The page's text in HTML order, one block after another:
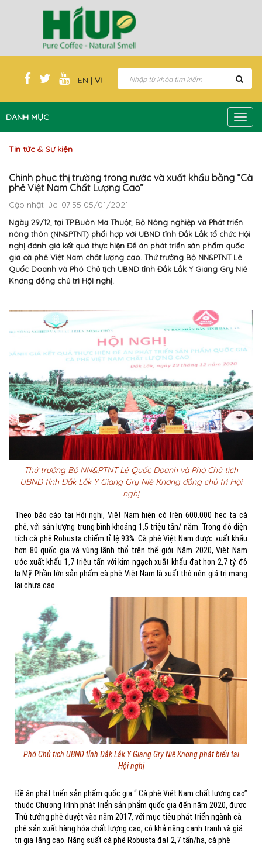
EN | VI
DANH MỤC
Tin tức & Sự kiện
Chinh phục thị trường trong nước và xuất khẩu bằng “Cà
phê Việt Nam Chất Lượng Cao”
Cập nhật lúc: 07:55 05/01/2021
Ngày 29/12, tại TP.Buôn Ma Thuột, Bộ Nông nghiệp và Phát triển
nông thôn (NN&PTNT) phối hợp với UBND tỉnh Đắk Lắk tổ chức Hội
nghị đánh giá kết quả thực hiện Đề án phát triển sản phẩm quốc
gia cà phê Việt Nam chất lượng cao. Thứ trưởng Bộ NN&PTNT Lê
Quốc Doanh và Phó Chủ tịch UBND tỉnh Đắk Lắk Y Giang Gry Niê
Knơng đồng chủ trì Hội nghị.
Thứ trưởng Bộ NN&PTNT Lê Quốc Doanh và Phó Chủ tịch
UBND tỉnh Đắk Lắk Y Giang Gry Niê Knơng đồng chủ trì Hội
nghị
Theo báo cáo tại Hội nghị, Việt Nam hiện có trên 600.000 hec ta cà
phê, với sản lượng trung bình khoảng 1,5 triệu tấn/ năm. Trong đó diện
tích cà phê Robusta chiếm tỉ lệ 93%. Cà phê Việt Nam được xuất khẩu
hơn 80 quốc gia và vùng lãnh thổ trên thế giới. Năm 2020, Việt Nam
ước xuất khẩu 1,7 triệu tấn với kim ngạch xuất khẩu đạt hơn 2,7 tỷ đô
la Mỹ. Phần lớn sản phẩm cà phê Việt Nam là xuất thô nên giá trị mang
lại chưa cao.
Phó Chủ tịch UBND tỉnh Đắk Lắk Y Giang Gry Niê Knơng phát biểu tại
Hội nghị
Đề án phát triển sản phẩm quốc gia “ Cà phê Việt Nam chất lượng cao”
thuộc Chương trình phát triển sản phẩm quốc gia đến năm 2020, được
Thủ tướng phê duyệt vào năm 2017, với mục tiêu phát triển ngành cà
phê sản xuất hàng hóa chất lượng cao, có khả năng cạnh tranh và giá
trị gia tăng cao. Năng suất cà phê Robusta đạt 2,7 tấn/ha, cà phê